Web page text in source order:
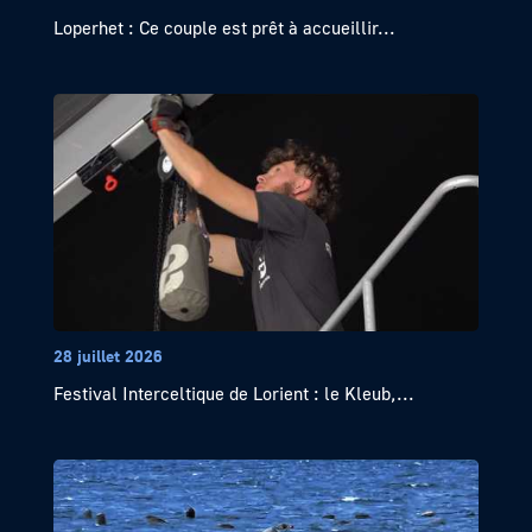
Loperhet : Ce couple est prêt à accueillir...
28 juillet 2026
Festival Interceltique de Lorient : le Kleub,...